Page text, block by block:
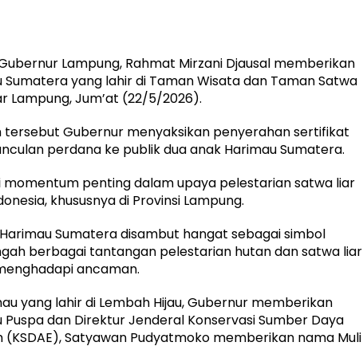
Lampung, Rahmat Mirzani Djausal memberikan
yang lahir di Taman Wisata dan Taman Satwa
Lampung, Jum’at (22/5/2026).
Gubernur menyaksikan penyerahan sertifikat
perdana ke publik dua anak Harimau Sumatera.
momentum penting dalam upaya pelestarian satwa liar
khususnya di Provinsi Lampung.
Sumatera disambut hangat sebagai simbol
berbagai tantangan pelestarian hutan dan satwa liar
ancaman.
yang lahir di Lembah Hijau, Gubernur memberikan
dan Direktur Jenderal Konservasi Sumber Daya
(KSDAE), Satyawan Pudyatmoko memberikan nama Muli